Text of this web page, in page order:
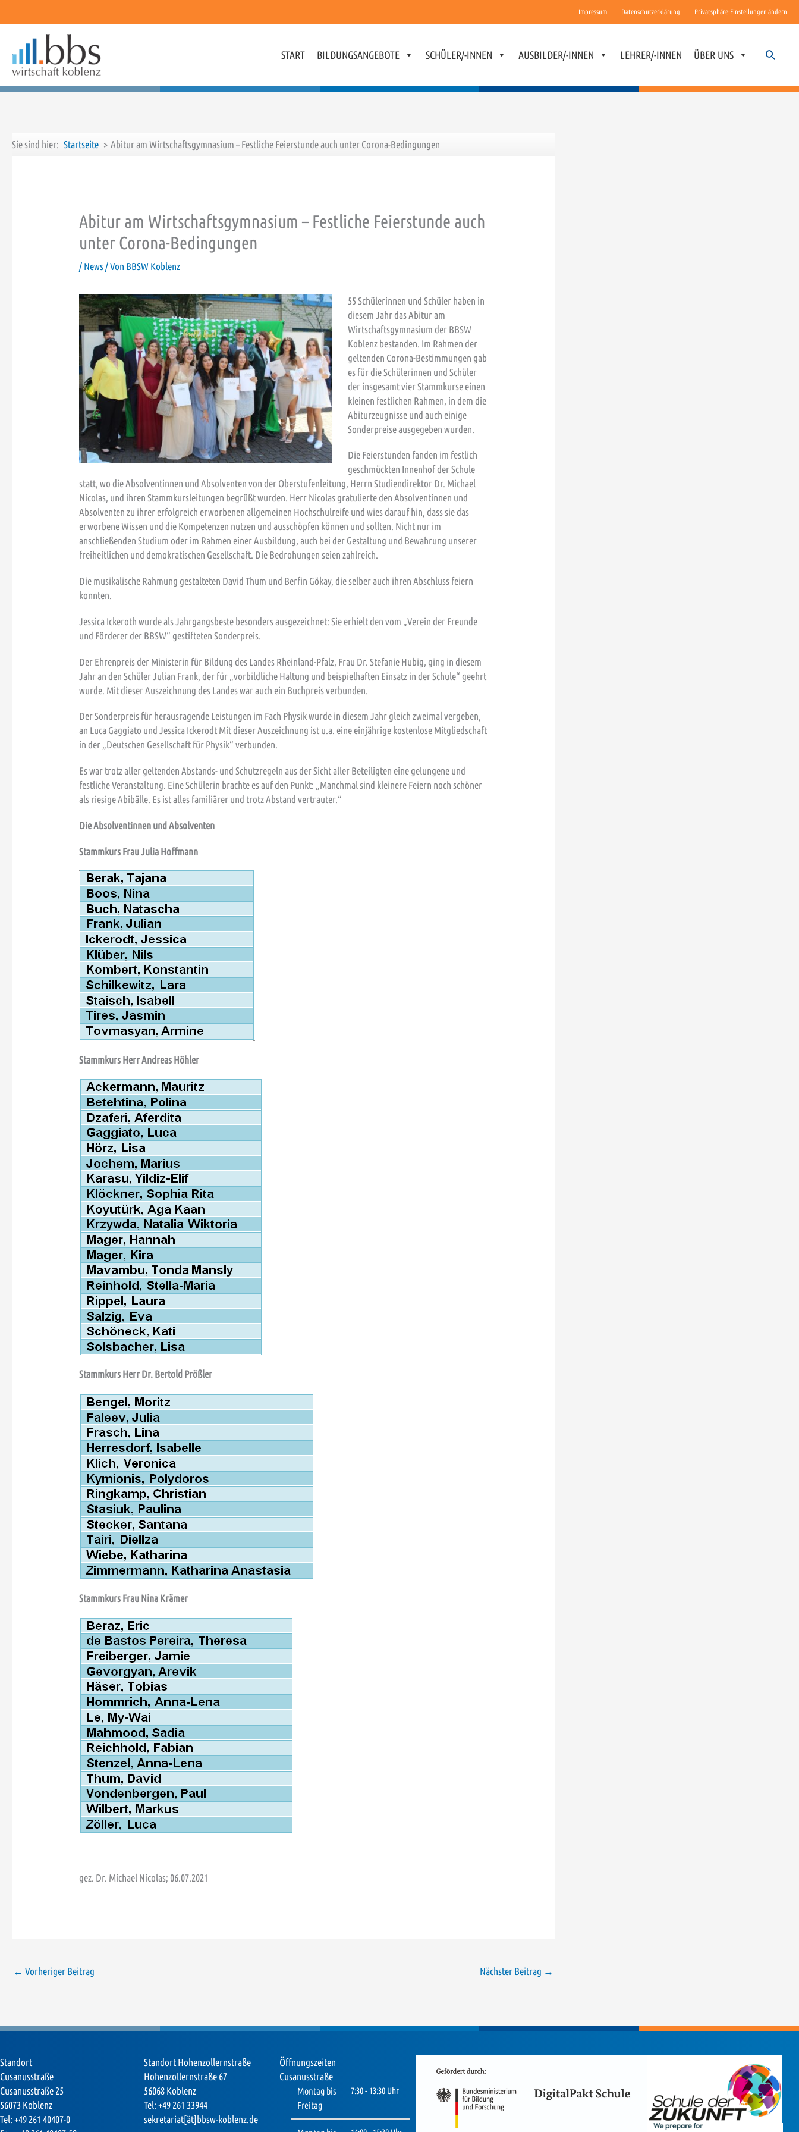
Impressum Datenschutzerklärung Privatsphäre-Einstellungen ändern
START BILDUNGSANGEBOTE SCHÜLER/-INNEN AUSBILDER/-INNEN LEHRER/-INNEN ÜBER UNS Suchen
Sie sind hier: Startseite Abitur am Wirtschaftsgymnasium – Festliche Feierstunde auch unter Corona-Bedingungen
Abitur am Wirtschaftsgymnasium – Festliche Feierstunde auch
unter Corona-Bedingungen
/ News / Von BBSW Koblenz
55 Schülerinnen und Schüler haben in
diesem Jahr das Abitur am
Wirtschaftsgymnasium der BBSW
Koblenz bestanden. Im Rahmen der
geltenden Corona-Bestimmungen gab
es für die Schülerinnen und Schüler
der insgesamt vier Stammkurse einen
kleinen festlichen Rahmen, in dem die
Abiturzeugnisse und auch einige
Sonderpreise ausgegeben wurden.
Die Feierstunden fanden im festlich
geschmückten Innenhof der Schule
statt, wo die Absolventinnen und Absolventen von der Oberstufenleitung, Herrn Studiendirektor Dr. Michael
Nicolas, und ihren Stammkursleitungen begrüßt wurden. Herr Nicolas gratulierte den Absolventinnen und
Absolventen zu ihrer erfolgreich erworbenen allgemeinen Hochschulreife und wies darauf hin, dass sie das
erworbene Wissen und die Kompetenzen nutzen und ausschöpfen können und sollten. Nicht nur im
anschließenden Studium oder im Rahmen einer Ausbildung, auch bei der Gestaltung und Bewahrung unserer
freiheitlichen und demokratischen Gesellschaft. Die Bedrohungen seien zahlreich.
Die musikalische Rahmung gestalteten David Thum und Berfin Gökay, die selber auch ihren Abschluss feiern
konnten.
Jessica Ickeroth wurde als Jahrgangsbeste besonders ausgezeichnet: Sie erhielt den vom „Verein der Freunde
und Förderer der BBSW“ gestifteten Sonderpreis.
Der Ehrenpreis der Ministerin für Bildung des Landes Rheinland-Pfalz, Frau Dr. Stefanie Hubig, ging in diesem
Jahr an den Schüler Julian Frank, der für „vorbildliche Haltung und beispielhaften Einsatz in der Schule“ geehrt
wurde. Mit dieser Auszeichnung des Landes war auch ein Buchpreis verbunden.
Der Sonderpreis für herausragende Leistungen im Fach Physik wurde in diesem Jahr gleich zweimal vergeben,
an Luca Gaggiato und Jessica Ickerodt Mit dieser Auszeichnung ist u.a. eine einjährige kostenlose Mitgliedschaft
in der „Deutschen Gesellschaft für Physik“ verbunden.
Es war trotz aller geltenden Abstands- und Schutzregeln aus der Sicht aller Beteiligten eine gelungene und
festliche Veranstaltung. Eine Schülerin brachte es auf den Punkt: „Manchmal sind kleinere Feiern noch schöner
als riesige Abibälle. Es ist alles familiärer und trotz Abstand vertrauter.“
Die Absolventinnen und Absolventen
Stammkurs Frau Julia Hoffmann
Stammkurs Herr Andreas Höhler
Stammkurs Herr Dr. Bertold Prößler
Stammkurs Frau Nina Krämer
gez. Dr. Michael Nicolas; 06.07.2021
← Vorheriger Beitrag Nächster Beitrag →
Standort
Cusanusstraße
Cusanusstraße 25
56073 Koblenz
Tel: +49 261 40407-0
Standort Hohenzollernstraße
Hohenzollernstraße 67
56068 Koblenz
Tel: +49 261 33944
sekretariat[ät]bbsw-koblenz.de
Öffnungszeiten
Cusanusstraße
Montag bis
Freitag
7:30 - 13:30 Uhr